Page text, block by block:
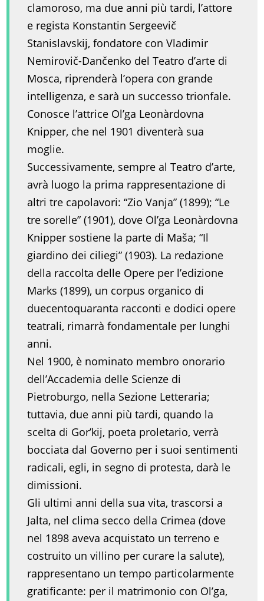
clamoroso, ma due anni più tardi, l’attore
e regista Konstantin Sergeevič
Stanislavskij, fondatore con Vladimir
Nemirovič-Dančenko del Teatro d’arte di
Mosca, riprenderà l’opera con grande
intelligenza, e sarà un successo trionfale.
Conosce l’attrice Ol’ga Leonàrdovna
Knipper, che nel 1901 diventerà sua
moglie.
Successivamente, sempre al Teatro d’arte,
avrà luogo la prima rappresentazione di
altri tre capolavori: “Zio Vanja” (1899); “Le
tre sorelle” (1901), dove Ol’ga Leonàrdovna
Knipper sostiene la parte di Maša; “Il
giardino dei ciliegi” (1903). La redazione
della raccolta delle Opere per l’edizione
Marks (1899), un corpus organico di
duecentoquaranta racconti e dodici opere
teatrali, rimarrà fondamentale per lunghi
anni.
Nel 1900, è nominato membro onorario
dell’Accademia delle Scienze di
Pietroburgo, nella Sezione Letteraria;
tuttavia, due anni più tardi, quando la
scelta di Gor’kij, poeta proletario, verrà
bocciata dal Governo per i suoi sentimenti
radicali, egli, in segno di protesta, darà le
dimissioni.
Gli ultimi anni della sua vita, trascorsi a
Jalta, nel clima secco della Crimea (dove
nel 1898 aveva acquistato un terreno e
costruito un villino per curare la salute),
rappresentano un tempo particolarmente
gratificante: per il matrimonio con Ol’ga,